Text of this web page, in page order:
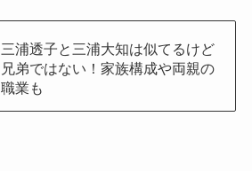
三浦透子と三浦大知は似てるけど
兄弟ではない！家族構成や両親の
職業も